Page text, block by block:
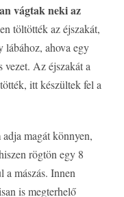
vágtak neki az
töltötték az éjszakát,
lábához, ahova egy
vezet. Az éjszakát a
itt készültek fel a
magát könnyen,
rögtön egy 8
a mászás. Innen
is megterhelő